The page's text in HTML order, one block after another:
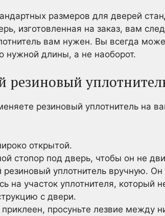
размеров для дверей
изготовленная на заказ, вам
вам нужен. Вы всегда
нужной длины, а не наоборот.
резиновый
резиновый уплотнитель на
открытой.
стопор под дверь, чтобы он не
уплотнитель вручную.
на участок уплотнителя, который
с двери.
приклеен, просуньте лезвие между